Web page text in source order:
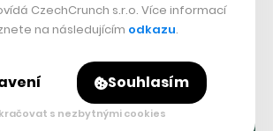
ten zážitek posílání signálů mezi
je velmi intimní. Člověk se tak
do těla další bytosti,“říká Warwick
CzechCrunch s.r.o. Více informací
na následujícím odkazu.
Souhlasím
s nezbytnými cookies